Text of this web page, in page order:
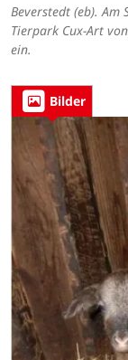
Beverstedt (eb). Am
Tierpark Cux-Art
ein.
Bilder